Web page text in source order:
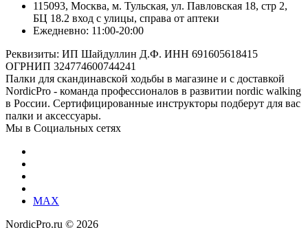
115093, Москва, м. Тульская, ул. Павловская 18, стр 2,
БЦ 18.2 вход с улицы, справа от аптеки
Ежедневно: 11:00-20:00
Реквизиты: ИП Шайдуллин Д.Ф. ИНН 691605618415
ОГРНИП 324774600744241
Палки для скандинавской ходьбы в магазине и с доставкой
NordicPro - команда профессионалов в развитии nordic walking
в России. Сертифицированные инструкторы подберут для вас
палки и аксессуары.
Мы в Социальных сетях
MAX
NordicPro.ru © 2026